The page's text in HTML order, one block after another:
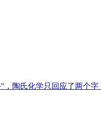
陶氏化学只回应了两个字